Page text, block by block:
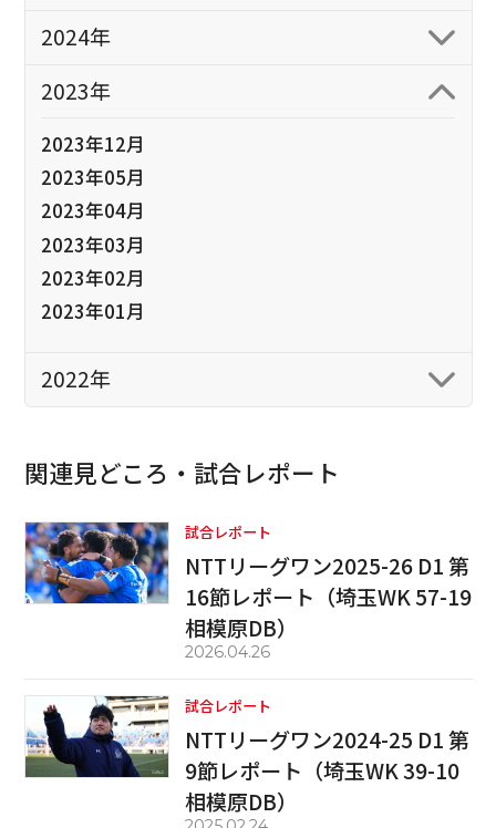
2024年
2023年
2023年12月
2023年05月
2023年04月
2023年03月
2023年02月
2023年01月
2022年
関連見どころ・試合レポート
試合レポート
NTTリーグワン2025-26 D1 第
16節レポート（埼玉WK 57-19
相模原DB）
2026.04.26
試合レポート
NTTリーグワン2024-25 D1 第
9節レポート（埼玉WK 39-10
相模原DB）